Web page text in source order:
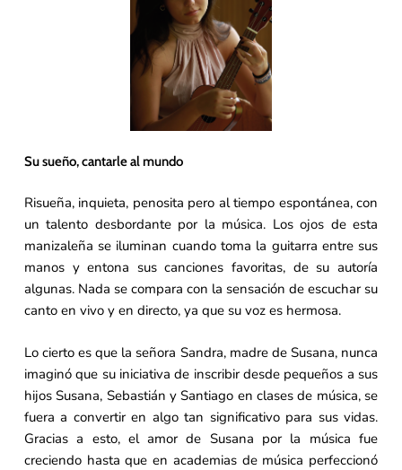
Su sueño, cantarle al mundo
Risueña, inquieta, penosita pero al tiempo espontánea, con
un talento desbordante por la música. Los ojos de esta
manizaleña se iluminan cuando toma la guitarra entre sus
manos y entona sus canciones favoritas, de su autoría
algunas. Nada se compara con la sensación de escuchar su
canto en vivo y en directo, ya que su voz es hermosa.
Lo cierto es que la señora Sandra, madre de Susana, nunca
imaginó que su iniciativa de inscribir desde pequeños a sus
hijos Susana, Sebastián y Santiago en clases de música, se
fuera a convertir en algo tan significativo para sus vidas.
Gracias a esto, el amor de Susana por la música fue
creciendo hasta que en academias de música perfeccionó